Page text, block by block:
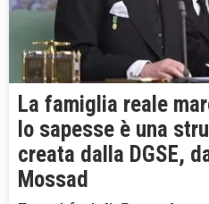
La famiglia reale
lo sapesse è una
creata dalla DGSE,
Mossad